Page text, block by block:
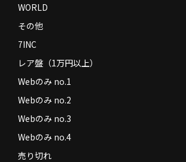
WORLD
その他
7INC
レア盤（1万円以上）
Webのみ no.1
Webのみ no.2
Webのみ no.3
Webのみ no.4
売り切れ